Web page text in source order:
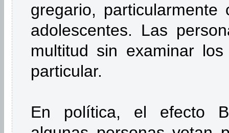
gregario,
adolescentes. Las
multitud sin examinar
particular.
En política, el efecto